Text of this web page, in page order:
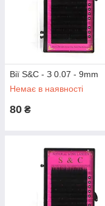
Вії S&C - З 0.07 - 9mm
Немає в наявності
80 ₴